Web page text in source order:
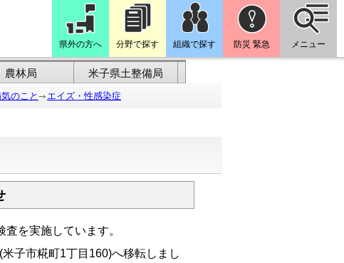
県外の方へ 分野で探す 組織で探す 防災 緊急 メニュー
農林局 米子県土整備局
のこと エイズ・性感染症
を実施しています。
子市糀町1丁目160)へ移転しまし